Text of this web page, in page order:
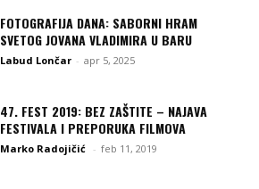
FOTOGRAFIJA DANA: SABORNI HRAM
SVETOG JOVANA VLADIMIRA U BARU
Labud Lončar - apr 5, 2025
47. FEST 2019: BEZ ZAŠTITE – NAJAVA
FESTIVALA I PREPORUKA FILMOVA
Marko Radojičić - feb 11, 2019